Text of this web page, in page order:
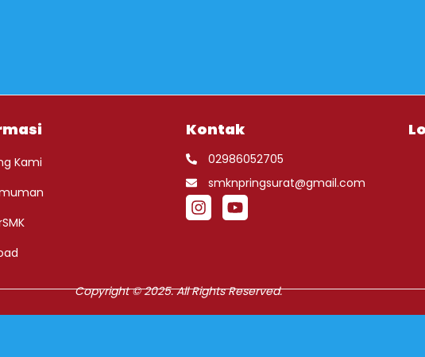
Kami
Kontak
02986052705
smknpringsurat@gmail.com
Copyright © 2025. All Rights Reserved.